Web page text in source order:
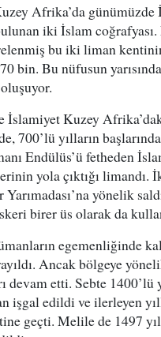
Afrika’da günümüzde
iki İslam coğrafyası.
bu iki liman
bin. Bu nüfusun
İslamiyet Kuzey
700’lü yılların
Endülüs’ü fetheden
yola çıktığı limandı.
yönelik
birer üs olarak da
egemenliğinde
Ancak bölgeye
devam etti. Sebte 1400’lü
işgal edildi ve ilerleyen
geçti. Melile de 1497